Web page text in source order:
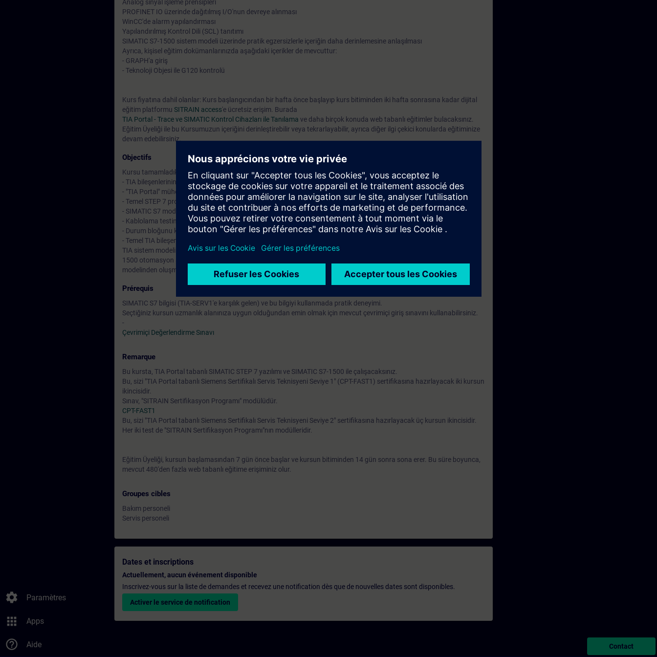
settings Paramètres
apps Apps
help_outline Aide
işleme ile bağlantılı olarak proses kontrolündeki ilişkileri öğrenecek ve
ardından analog proses sinyallerini yapılandırabilecek, test edebilecek ve
teşhis edebileceksiniz. Böylece tesisinizi yeni taleplere uyarlayabilecek ve
arıza sürelerini azaltabileceksiniz.
Analog sinyal işleme prensipleri
PROFINET IO üzerinde dağıtılmış I/O'nun devreye alınması
WinCC'de alarm yapılandırması
Yapılandırılmış Kontrol Dili (SCL) tanıtımı
SIMATIC S7-1500 sistem modeli üzerinde pratik egzersizlerle içeriğin daha derinlemesine anlaşılması
Ayrıca, kişisel eğitim dokümanlarınızda aşağıdaki içerikler de mevcuttur:
- GRAPH'a giriş
- Teknoloji Objesi ile G120 kontrolü
Kurs fiyatına dahil olanlar: Kurs başlangıcından bir hafta önce başlayıp kurs bitiminden iki hafta sonrasına kadar dijital
eğitim platformu SITRAIN access'e ücretsiz erişim. Burada
TIA Portal - Trace ve SIMATIC Kontrol Cihazları ile Tanılama ve daha birçok konuda web tabanlı eğitimler bulacaksınız.
Eğitim Üyeliği ile bu Kursumuzun içeriğini derinleştirebilir veya tekrarlayabilir, ayrıca diğer ilgi çekici konularda eğitiminize
devam edebilirsiniz.
Objectifs
Kursu tamamladıktan sonra şunları yapabileceksiniz:
- TIA bileşenlerinin etkileşiminin temellerini öğreneceksiniz
- "TIA Portal" mühendislik platformunu güvenilir bir şekilde kullanabilirsiniz
- Temel STEP 7 programlarını anlayabilir, değiştirebilir ve genişletebilirsiniz
- SIMATIC S7 modüllerini konfigüre edebilir, parametreleyebilir ve değiştirebilirsiniz
- Kablolama testini kullanarak basit donanım arızalarını teşhis edebilir ve düzeltebilirsiniz
- Durum bloğunu kullanarak basit program hatalarını teşhis edebilir ve düzeltebilirsiniz
- Temel TIA bileşenlerinin devreye alınmasını gerçekleştirebilirsiniz
TIA sistem modeli üzerinde çok sayıda pratik alıştırma ile teorik bilginizi derinleştirebilirsiniz. Bu model, bir SIMATIC S7-
1500 otomasyon sistemi, ET 200SP dağıtılmış I/O, TP700 dokunmatik panel, SINAMICS G120 sürücü ve bir konveyör
modelinden oluşmaktadır.
Prérequis
SIMATIC S7 bilgisi (TIA-SERV1'e karşılık gelen) ve bu bilgiyi kullanmada pratik deneyimi.
Seçtiğiniz kursun uzmanlık alanınıza uygun olduğundan emin olmak için mevcut çevrimiçi giriş sınavını kullanabilirsiniz.
-
Çevrimiçi Değerlendirme Sınavı
Remarque
Bu kursta, TIA Portal tabanlı SIMATIC STEP 7 yazılımı ve SIMATIC S7-1500 ile çalışacaksınız.
Bu, sizi "TIA Portal tabanlı Siemens Sertifikalı Servis Teknisyeni Seviye 1" (CPT-FAST1) sertifikasına hazırlayacak iki kursun
ikincisidir.
Sınav, "SITRAIN Sertifikasyon Programı" modülüdür.
CPT-FAST1
Bu, sizi "TIA Portal tabanlı Siemens Sertifikalı Servis Teknisyeni Seviye 2" sertifikasına hazırlayacak üç kursun ikincisidir.
Her iki test de "SITRAIN Sertifikasyon Programı"nın modülleridir.
Eğitim Üyeliği, kursun başlamasından 7 gün önce başlar ve kursun bitiminden 14 gün sonra sona erer. Bu süre boyunca,
mevcut 480'den fazla web tabanlı eğitime erişiminiz olur.
Groupes cibles
Bakım personeli
Servis personeli
Dates et inscriptions
Actuellement, aucun événement disponible
Inscrivez-vous sur la liste de demandes et recevez une notification dès que de nouvelles dates sont disponibles.
Activer le service de notification
Contact